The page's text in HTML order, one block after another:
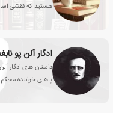
هستید که نقشی
ادگار آلن ‏پو
داستان های ادگار
پاهای خواننده